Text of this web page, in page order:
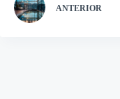
ANTERIOR